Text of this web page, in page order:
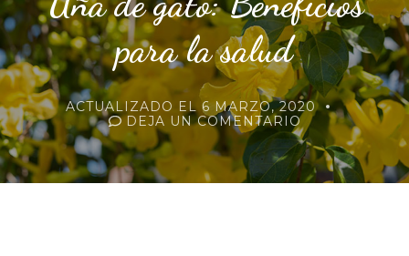
para la salud
ACTUALIZADO EL 6 MARZO, 2020
DEJA UN COMENTARIOEN
UÑA
DE
GATO:
BENEFICIOS